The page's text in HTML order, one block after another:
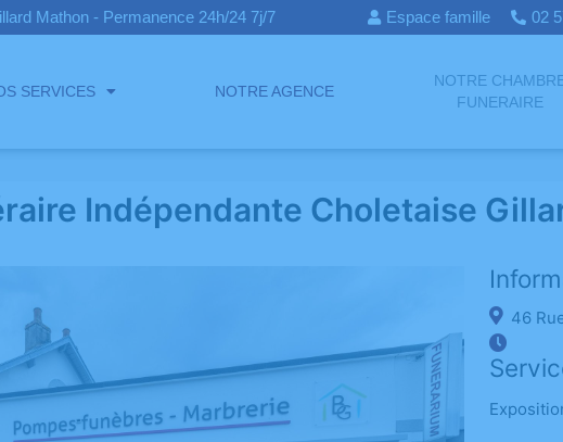
Mathon - Permanence 24h/24 7j/7 Espace famille 02
SERVICES NOTRE AGENCE
NOTRE
FUNERAIRE
Indépendante Choletaise
46